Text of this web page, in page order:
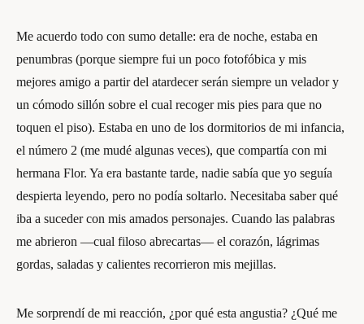
Me acuerdo todo con sumo detalle: era de noche, estaba en
penumbras (porque siempre fui un poco fotofóbica y mis
mejores amigo a partir del atardecer serán siempre un velador y
un cómodo sillón sobre el cual recoger mis pies para que no
toquen el piso). Estaba en uno de los dormitorios de mi infancia,
el número 2 (me mudé algunas veces), que compartía con mi
hermana Flor. Ya era bastante tarde, nadie sabía que yo seguía
despierta leyendo, pero no podía soltarlo. Necesitaba saber qué
iba a suceder con mis amados personajes. Cuando las palabras
me abrieron —cual filoso abrecartas— el corazón, lágrimas
gordas, saladas y calientes recorrieron mis mejillas.
Me sorprendí de mi reacción, ¿por qué esta angustia? ¿Qué me